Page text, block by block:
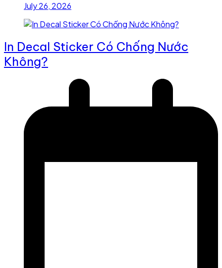
July 26, 2026
In Decal Sticker Có Chống Nước
Không?